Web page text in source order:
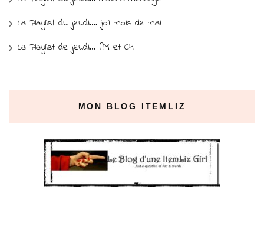
La Playlist du jeudi…. joli mois de mai
La Playlist de jeudi… AM et CH
MON BLOG ITEMLIZ